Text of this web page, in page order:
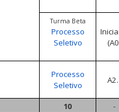
Turma Beta
Processo
Seletivo
Processo
Seletivo
10
-